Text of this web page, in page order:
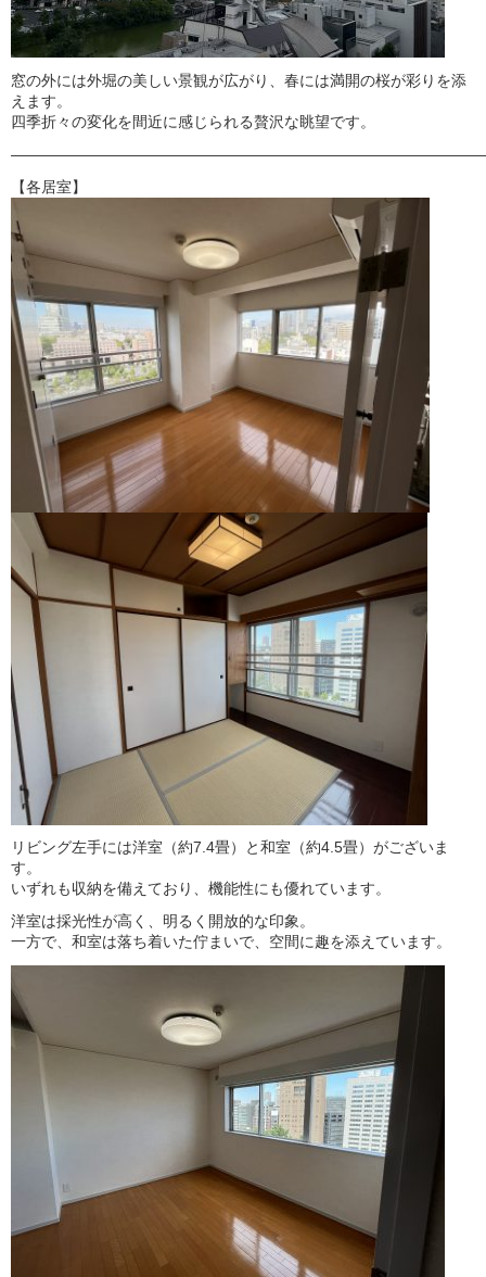
窓の外には外堀の美しい景観が広がり、春には満開の桜が彩りを添
えます。
四季折々の変化を間近に感じられる贅沢な眺望です。
【各居室】
リビング左手には洋室（約7.4畳）と和室（約4.5畳）がございま
す。
いずれも収納を備えており、機能性にも優れています。
洋室は採光性が高く、明るく開放的な印象。
一方で、和室は落ち着いた佇まいで、空間に趣を添えています。